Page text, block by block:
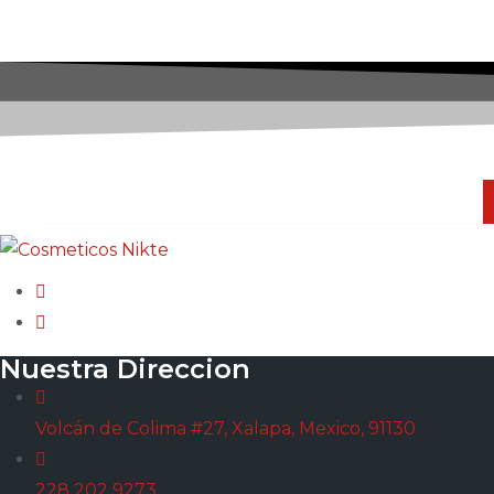
Nuestra Direccion
Volcán de Colima #27, Xalapa, Mexico, 91130